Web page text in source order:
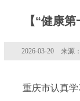
【“健康
2026-03-20 来源
重庆市认真学习